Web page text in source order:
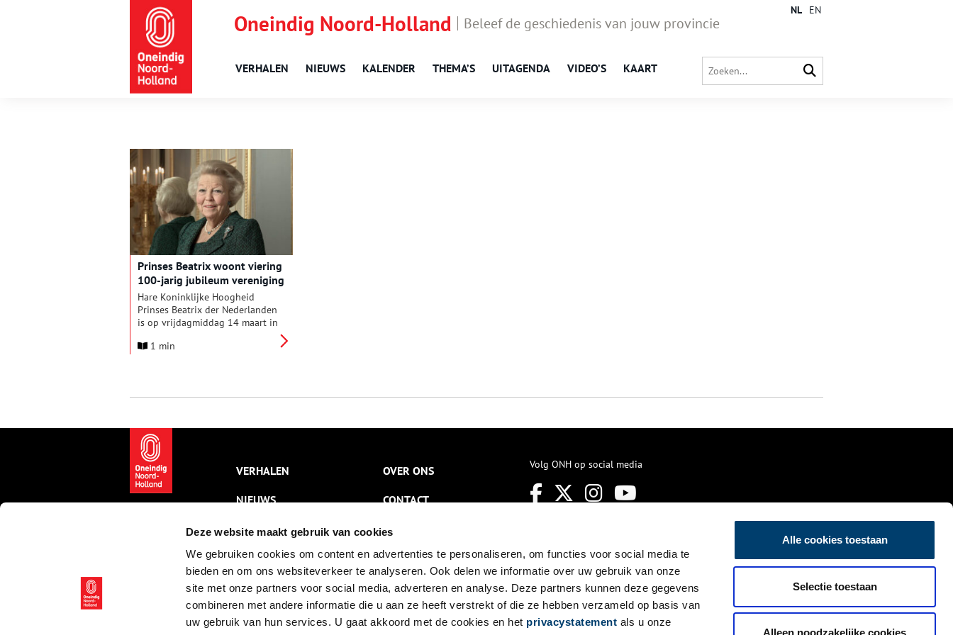
Deze website maakt gebruik van cookies
We gebruiken cookies om content en advertenties te personaliseren, om functies voor social media te
bieden en om ons websiteverkeer te analyseren. Ook delen we informatie over uw gebruik van onze
site met onze partners voor social media, adverteren en analyse. Deze partners kunnen deze gegevens
combineren met andere informatie die u aan ze heeft verstrekt of die ze hebben verzameld op basis van
uw gebruik van hun services. U gaat akkoord met de cookies en het privacystatement als u onze
Alle cookies toestaan
Selectie toestaan
Alleen noodzakelijke cookies
Oneindig Noord-Holland Beleef de geschiedenis van jouw provincie
VERHALEN NIEUWS KALENDER THEMA’S UITAGENDA VIDEO’S KAART
NL EN
Prinses Beatrix woont viering
100-jarig jubileum vereniging
De Zaansche Molen bij
Hare Koninklijke Hoogheid
Prinses Beatrix der Nederlanden
is op vrijdagmiddag 14 maart in
viering van het 100-jarig
Vereniging De Hollandsche
Nederland.
1 min
VERHALEN
NIEUWS
KALENDER
THEMA’S
ACTIVITEITEN
VIDEO’S
OVER ONS
CONTACT
NIEUWSBRIEF
DISCLAIMER
PRIVACY
TOEGANKELIJKHEID
Volg ONH op social media